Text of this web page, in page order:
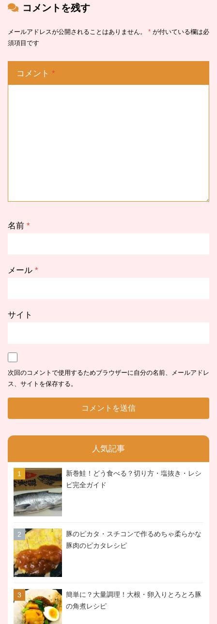
コメントを残す
メールアドレスが公開されることはありません。 * が付いている欄は必
須項目です
コメント *
名前 *
メール *
サイト
次回のコメントで使用するためブラウザーに自分の名前、メールアドレ
ス、サイトを保存する。
人気記事
新巻鮭！どう食べる？切り方・塩抜き・レシ
ピ完全ガイド
豚のピカタ・スチコンで作るめちゃ柔らかな
豚肉のピカタレシピ
簡単に？大量調理！大根・卵入りとろとろ豚
の角煮レシピ